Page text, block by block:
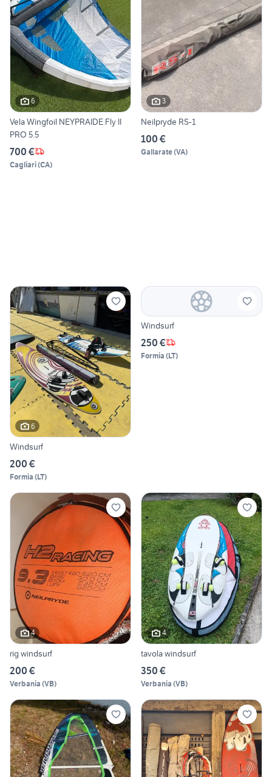
6
Vela Wingfoil NEYPRAIDE Fly II
PRO 5.5
700 €
Cagliari(CA)
3
Neilpryde RS-1
100 €
Gallarate(VA)
6
Windsurf
200 €
Formia (LT)
Windsurf
250 €
Formia (LT)
4
rig windsurf
200 €
Verbania (VB)
4
tavola windsurf
350 €
Verbania (VB)